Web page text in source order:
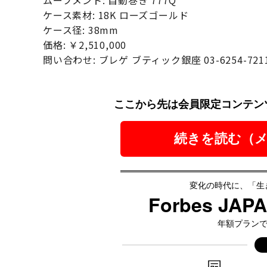
ケース素材: 18K ローズゴールド
ケース径: 38mm
価格: ￥2,510,000
問い合わせ: ブレゲ ブティック銀座 03-6254-